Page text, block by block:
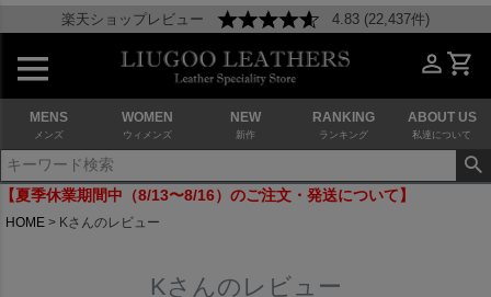
楽天ショップレビュー 4.83 (22,437件)
MENS
メンズ
WOMEN
ウィメンズ
NEW
新作
RANKING
ランキング
ABOUT US
私達について
【夏季休業期間中（8/13〜8/16）のご注文・発送について】
HOME Kさんのレビュー
Kさんのレビュー